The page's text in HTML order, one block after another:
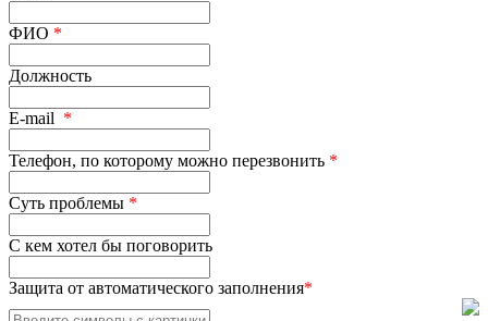
ФИО *
Должность
E-mail *
Телефон, по которому можно перезвонить *
Суть проблемы *
С кем хотел бы поговорить
Защита от автоматического заполнения*